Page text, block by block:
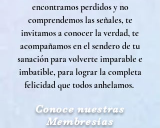
encontramos perdidos y no
comprendemos las señales, te
invitamos a conocer la verdad, te
acompañamos en el sendero de tu
sanación para volverte imparable e
imbatible, para lograr la completa
felicidad que todos anhelamos.
Conoce nuestras
Membresías